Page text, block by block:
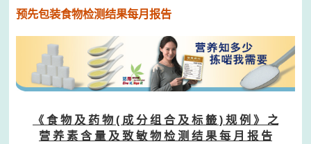
预先包装食物检测结果每月报告
《 食 物 及 药 物 ( 成 分 组 合 及 标 籤 ) 规 例 》 之
营 养 素 含 量 及 致 敏 物 检 测 结 果 每 月 报 告